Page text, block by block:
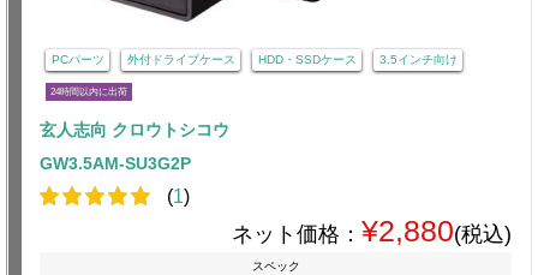
PCパーツ 外付ドライブケース HDD・SSDケース 3.5インチ向け
24時間以内に出荷
玄人志向 クロウトシコウ
GW3.5AM-SU3G2P
(1)
ネット価格： ¥2,880(税込)
スペック